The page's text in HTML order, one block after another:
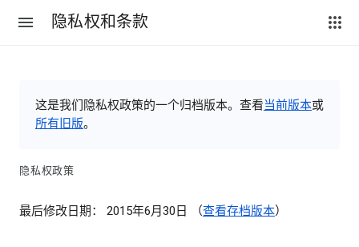
隐私权和条款
这是我们隐私权政策的一个归档版本。查看当前版本或
所有旧版。
隐私权政策
最后修改日期： 2015年6月30日 （查看存档版本）